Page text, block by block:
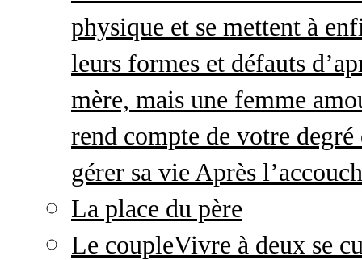
physique et se mettent à
leurs formes et défauts
mère, mais une femme
rend compte de votre
gérer sa vie Après
La place du père
Le coupleVivre à deux se